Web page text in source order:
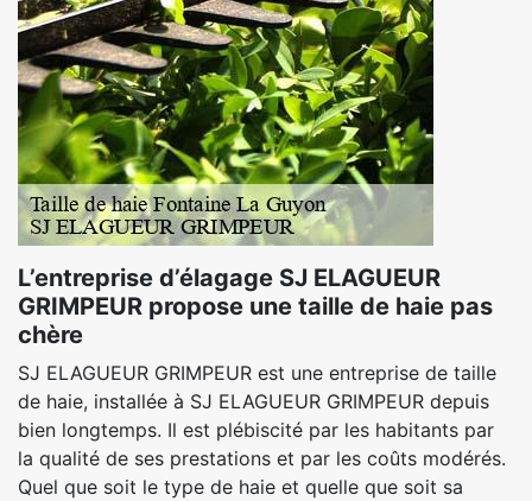
L’entreprise d’élagage SJ ELAGUEUR
GRIMPEUR propose une taille de haie pas
chère
SJ ELAGUEUR GRIMPEUR est une entreprise de taille
de haie, installée à SJ ELAGUEUR GRIMPEUR depuis
bien longtemps. Il est plébiscité par les habitants par
la qualité de ses prestations et par les coûts modérés.
Quel que soit le type de haie et quelle que soit sa